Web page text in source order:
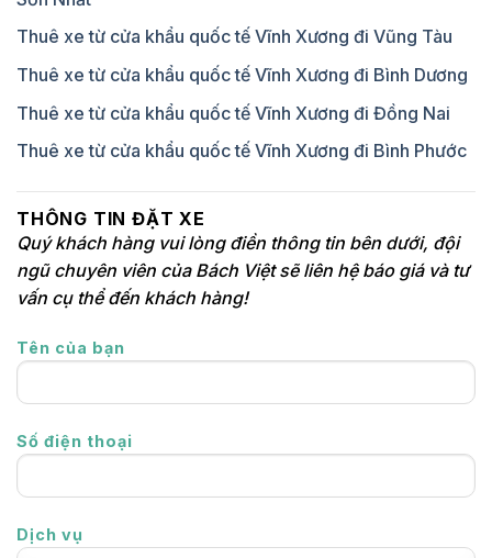
Thuê xe từ cửa khẩu quốc tế Vĩnh Xương đi Vũng Tàu
Thuê xe từ cửa khẩu quốc tế Vĩnh Xương đi Bình Dương
Thuê xe từ cửa khẩu quốc tế Vĩnh Xương đi Đồng Nai
Thuê xe từ cửa khẩu quốc tế Vĩnh Xương đi Bình Phước
THÔNG TIN ĐẶT XE
Quý khách hàng vui lòng điền thông tin bên dưới, đội
ngũ chuyên viên của Bách Việt sẽ liên hệ báo giá và tư
vấn cụ thể đến khách hàng!
Tên của bạn
Số điện thoại
Dịch vụ